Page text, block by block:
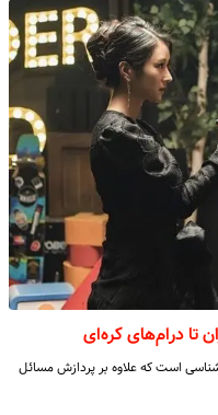
تا درام‌های کره‌ای
است که علاوه بر پردازش مسائل